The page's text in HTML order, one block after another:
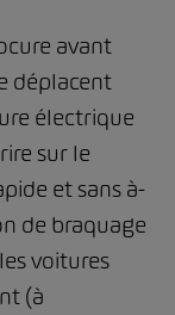
avant
déplacent
électrique
sur le
et sans à-
de braquage
voitures
(à